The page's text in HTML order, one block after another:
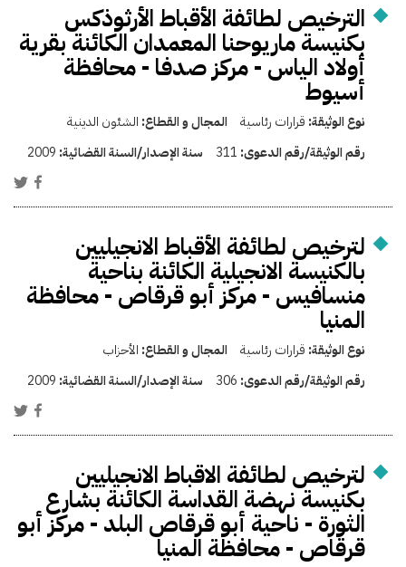
الترخيص لطائفة الأقباط الأرثوذكس
بكنيسة ماريوحنا المعمدان الكائنة بقرية
أولاد الياس - مركز صدفا - محافظة
أسيوط
نوع الوثيقة: قرارات رئاسية المجال و القطاع: الشئون الدينية
رقم الوثيقة/رقم الدعوى: 311 سنة الإصدار/السنة القضائية: 2009
لترخيص لطائفة الأقباط الانجيليين
بالكنيسة الانجيلية الكائنة بناحية
منسافيس - مركز أبو قرقاص - محافظة
المنيا
نوع الوثيقة: قرارات رئاسية المجال و القطاع: الأحزاب
رقم الوثيقة/رقم الدعوى: 306 سنة الإصدار/السنة القضائية: 2009
لترخيص لطائفة الاقباط الانجيليين
بكنيسة نهضة القداسة الكائنة بشارع
الثورة - ناحية أبو قرقاص البلد - مركز أبو
قرقاص - محافظة المنيا